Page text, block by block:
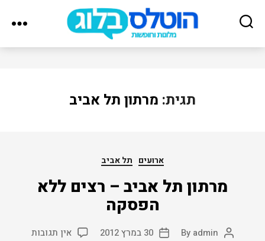
הוטלס
תגית: מרתון תל אביב
Categories ארועים תל אביב
מרתון תל אביב – רצים ללא
הפסקה
Post
By admin
Post
30 במרץ 2012 אין תגובותעל